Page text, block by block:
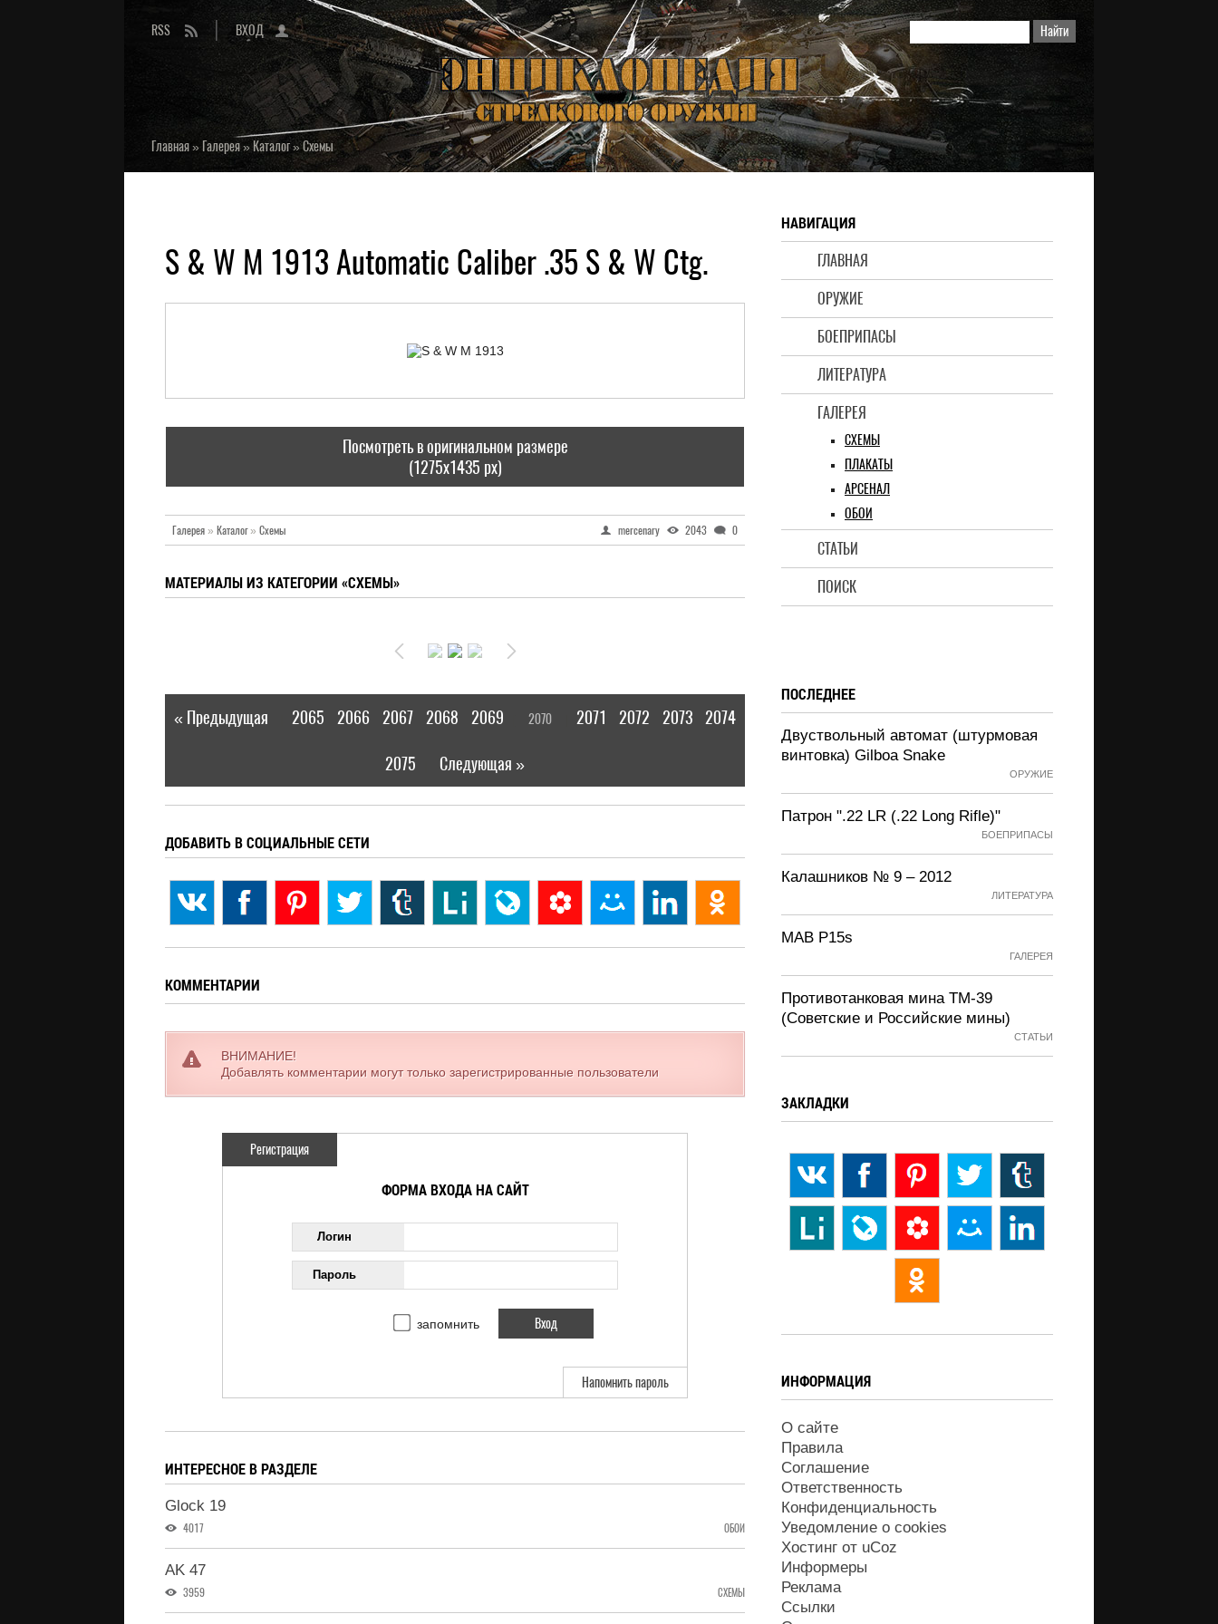
RSS ВХОД
Главная» Галерея»Каталог»Схемы
НАВИГАЦИЯ
ГЛАВНАЯ
ОРУЖИЕ
БОЕПРИПАСЫ
ЛИТЕРАТУРА
ГАЛЕРЕЯ
СХЕМЫ
ПЛАКАТЫ
АРСЕНАЛ
ОБОИ
СТАТЬИ
ПОИСК
S & W M 1913 Automatic Caliber .35 S & W Ctg.
Посмотреть в оригинальном размере
(1275x1435 px)
Галерея» Каталог» Схемы mercenary 2043 0
МАТЕРИАЛЫ ИЗ КАТЕГОРИИ «СХЕМЫ»
« Предыдущая 2065 2066 2067 2068 2069 2070 2071 2072 2073 2074
2075 Следующая »
ДОБАВИТЬ В СОЦИАЛЬНЫЕ СЕТИ
КОММЕНТАРИИ
ВНИМАНИЕ!
Добавлять комментарии могут только зарегистрированные пользователи
Регистрация
ФОРМА ВХОДА НА САЙТ
Логин
Пароль
запомнить
Напомнить пароль
ИНТЕРЕСНОЕ В РАЗДЕЛЕ
Glock 19
4017 ОБОИ
AK 47
3959 СХЕМЫ
ПОСЛЕДНЕЕ
Двуствольный автомат (штурмовая
винтовка) Gilboa Snake
ОРУЖИЕ
Патрон ".22 LR (.22 Long Rifle)"
БОЕПРИПАСЫ
Калашников № 9 – 2012
ЛИТЕРАТУРА
MAB P15s
ГАЛЕРЕЯ
Противотанковая мина ТМ-39
(Советские и Российские мины)
СТАТЬИ
ЗАКЛАДКИ
ИНФОРМАЦИЯ
О сайте
Правила
Соглашение
Ответственность
Конфиденциальность
Уведомление о cookies
Хостинг от uCoz
Информеры
Реклама
Ссылки